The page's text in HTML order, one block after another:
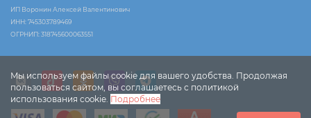
Мы используем файлы cookie для вашего удобства. Продолжая
пользоваться сайтом, вы соглашаетесь с политикой
использования cookie. Подробнее
ИП Воронин Алексей Валентинович
ИНН: 745303789469
ОГРНИП: 318745600063551